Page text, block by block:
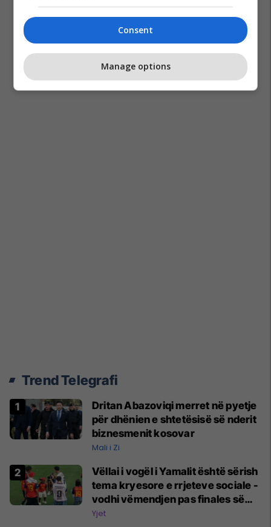
Trend Telegrafi
Dritan Abazoviqi merret në pyetje
për dhënien e shtetësisë së nderit
biznesmenit kosovar
Mali i Zi
Vëllai i vogël i Yamalit është sërish
tema kryesore e rrjeteve sociale -
vodhi vëmendjen pas finales së
Kupës së Botës
Yjet
Consent
Manage options